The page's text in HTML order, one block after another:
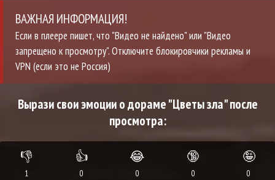
ВАЖНАЯ ИНФОРМАЦИЯ!
Если в плеере пишет, что "Видео не найдено" или "Видео
запрещено к просмотру". Отключите блокировчики рекламы и
VPN (если это не Россия)
Вырази свои эмоции о дораме "Цветы зла" после
просмотра:
👎
1
👍
0
😂
0
🔞
0
🤪
0